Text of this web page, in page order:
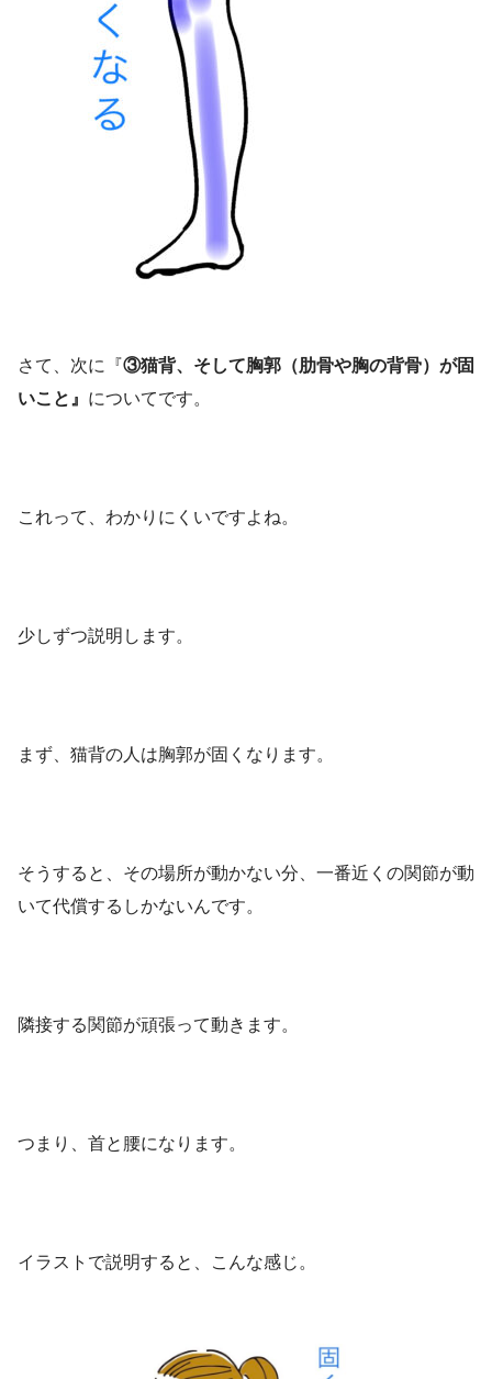
さて、次に『③猫背、そして胸郭（肋骨や胸の背骨）が固
いこと』 についてです。
これって、わかりにくいですよね。
少しずつ説明します。
まず、猫背の人は胸郭が固くなります。
そうすると、その場所が動かない分、一番近くの関節が動
いて代償するしかないんです。
隣接する関節が頑張って動きます。
つまり、首と腰になります。
イラストで説明すると、こんな感じ。